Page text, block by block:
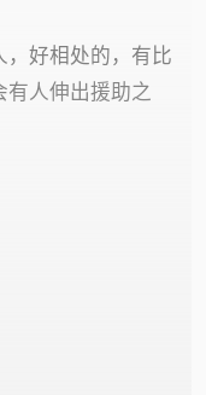
，好相处的，有比
有人伸出援助之